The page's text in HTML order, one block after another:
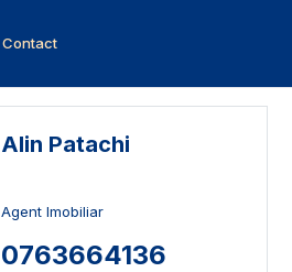
Contact
Alin Patachi
Agent Imobiliar
0763664136